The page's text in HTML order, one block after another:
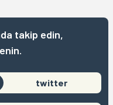
takip edin,
twitter